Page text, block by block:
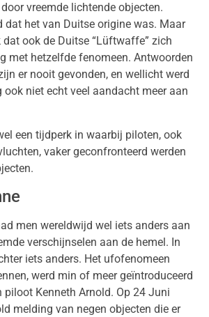
vreemde lichtende objecten.
dat het van Duitse origine was. Maar
dat ook de Duitse “Lüftwaffe” zich
met hetzelfde fenomeen. Antwoorden
er nooit gevonden, en wellicht werd
ook niet echt veel aandacht meer aan
een tijdperk in waarbij piloten, ook
vaker geconfronteerd werden
men wereldwijd wel iets anders aan
verschijnselen aan de hemel. In
iets anders. Het ufofenomeen
werd min of meer geïntroduceerd
piloot Kenneth Arnold. Op 24 Juni
melding van negen objecten die er